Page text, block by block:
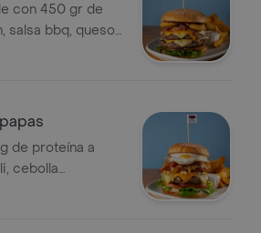
con 450 gr de
salsa bbq, queso
tocino
.
de proteína a
cebolla
azul, queso